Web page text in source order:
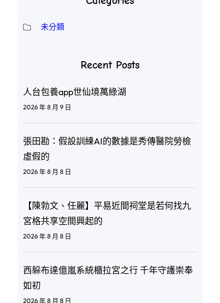
未分類
Recent Posts
人台包養app世仙境萬綠湖
2026 年 8 月 9 日
張田勘：假設訓練AI的數據是秀傳醫院勞檢
虛假的
2026 年 8 月 8 日
【陳勃文、任麗】平易近間祠堂是若何找九
宮格共享空間興起的
2026 年 8 月 8 日
西躲布達億嵐系統櫃拉宮之行 千年守護崇奉
如初
2026 年 8 月 8 日